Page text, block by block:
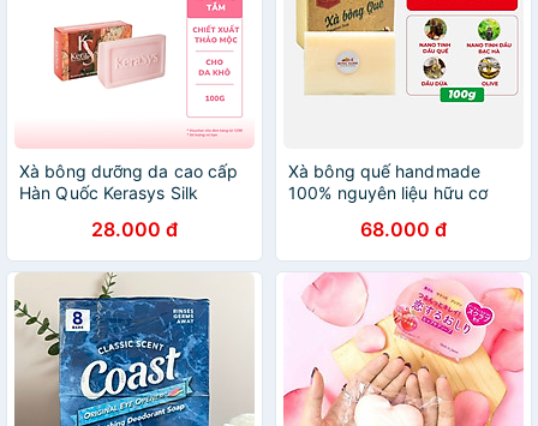
Xà bông dưỡng da cao cấp
Hàn Quốc Kerasys Silk
da khô) 100gr28.000 đ
Xà bông quế handmade
100% nguyên liệu hữu cơ
viêm nang lông hộp 100g
Quế Rừng Xanh - HÀNG
CHÍNH HÃNG
68.000 đ